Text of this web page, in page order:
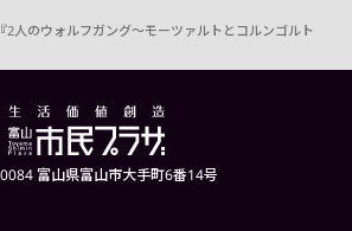
2人のウォルフガング～モーツァルトとコルンゴルト
富山県富山市大手町6番14号